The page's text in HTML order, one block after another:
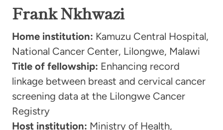
Frank Nkhwazi
Home institution: Kamuzu Central Hospital,
National Cancer Center, Lilongwe, Malawi
Title of fellowship: Enhancing record
linkage between breast and cervical cancer
screening data at the Lilongwe Cancer
Registry
Host institution: Ministry of Health,